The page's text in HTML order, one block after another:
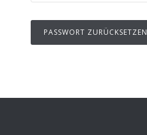
PASSWORT ZURÜCKSETZEN